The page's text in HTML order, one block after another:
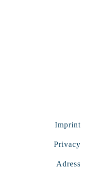
Imprint
Privacy
Adress